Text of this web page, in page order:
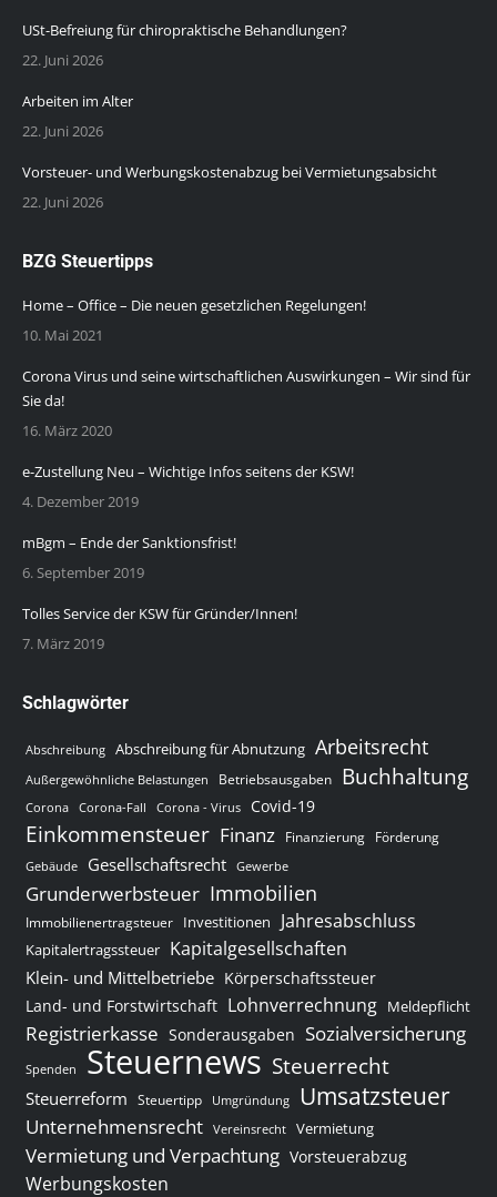
USt-Befreiung für chiropraktische Behandlungen?
22. Juni 2026
Arbeiten im Alter
22. Juni 2026
Vorsteuer- und Werbungskostenabzug bei Vermietungsabsicht
22. Juni 2026
BZG Steuertipps
Home – Office – Die neuen gesetzlichen Regelungen!
10. Mai 2021
Corona Virus und seine wirtschaftlichen Auswirkungen – Wir sind für
Sie da!
16. März 2020
e-Zustellung Neu – Wichtige Infos seitens der KSW!
4. Dezember 2019
mBgm – Ende der Sanktionsfrist!
6. September 2019
Tolles Service der KSW für Gründer/Innen!
7. März 2019
Schlagwörter
Abschreibung Abschreibung für Abnutzung Arbeitsrecht
Außergewöhnliche Belastungen Betriebsausgaben Buchhaltung
Corona Corona-Fall Corona - Virus Covid-19
Einkommensteuer Finanz Finanzierung Förderung
Gebäude Gesellschaftsrecht Gewerbe
Grunderwerbsteuer Immobilien
Immobilienertragsteuer Investitionen Jahresabschluss
Kapitalertragssteuer Kapitalgesellschaften
Klein- und Mittelbetriebe Körperschaftssteuer
Land- und Forstwirtschaft Lohnverrechnung Meldepflicht
Registrierkasse Sonderausgaben Sozialversicherung
Spenden Steuernews Steuerrecht
Steuerreform Steuertipp Umgründung Umsatzsteuer
Unternehmensrecht Vereinsrecht Vermietung
Vermietung und Verpachtung Vorsteuerabzug
Werbungskosten